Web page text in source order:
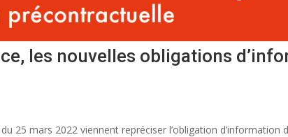
les nouvelles obligations
25 mars 2022 viennent repréciser l’obligation d’information